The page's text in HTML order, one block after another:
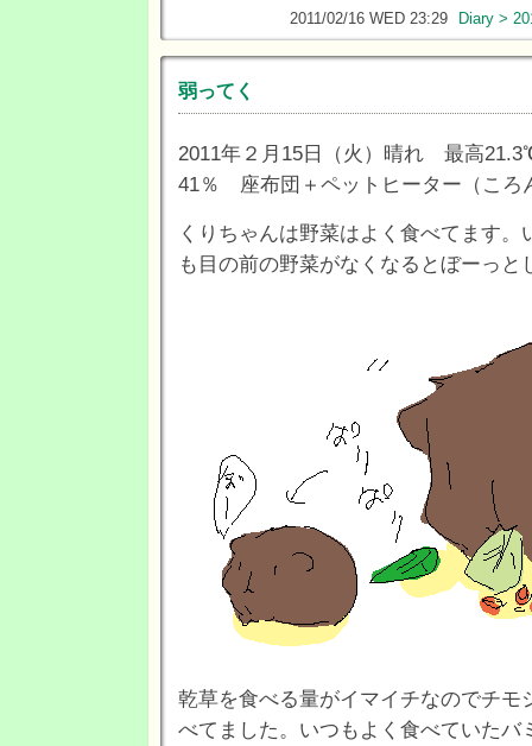
2011/02/16 WED 23:29 Diary >
弱ってく
2011年２月15日（火）晴れ 最高
41％ 座布団＋ペットヒーター（ころ
くりちゃんは野菜はよく食べてます
も目の前の野菜がなくなるとぼーっと
乾草を食べる量がイマイチなのでチモ
べてました。いつもよく食べていたバ